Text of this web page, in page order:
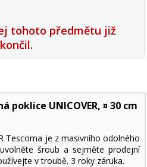
tohoto předmětu již
poklice UNICOVER, ¤ 30 cm
Tescoma je z masivního odolného
šroub a sejměte prodejní
v troubě. 3 roky záruka.